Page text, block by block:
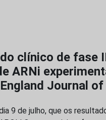
clínico de fase
ARNi
Journal
9 de julho, que os